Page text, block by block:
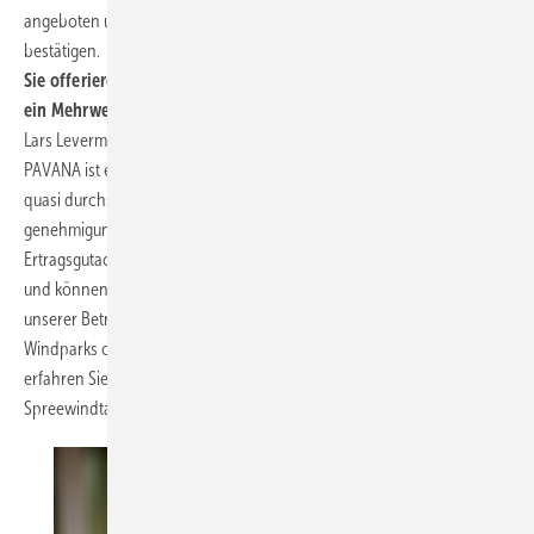
angeboten und können die hohe Zuverlässigkeit von LiDAR-Geräten
bestätigen.
Sie offerieren eine ganze Bandbreite an Dienstleistungen. Ist das
ein Mehrwert für die Kunden?
Lars Levermann: Ja, die breite Palette an Dienstleistungen von
PAVANA ist ein Mehrwert für die Kunden. Wir begleiten unsere Kunden
quasi durchs Projekt. Durch die Kombination von
genehmigungsrelevanten Gutachten, Windmessungen,
Ertragsgutachten haben Sie immer den gleichen Ansprechpartner
und können Synergien aus den einzelnen Leistungen gewinnen. Mit
unserer Betriebsdatenanalysen können PAVANA-Kunden ihre
Windparks optimieren und letztendlich den Ertrag steigern. Mehr
erfahren Sie in unserem Wind-and-Site-Forum auf den
Spreewindtagen.